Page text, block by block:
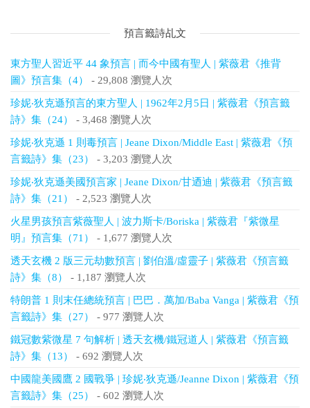
預言籤詩乩文
東方聖人習近平 44 象預言 | 而今中國有聖人 | 紫薇君《推背
圖》預言集（4）
- 29,808 瀏覽人次
珍妮‧狄克遜預言的東方聖人 | 1962年2月5日 | 紫薇君《預言籤
詩》集（24）
- 3,468 瀏覽人次
珍妮‧狄克遜 1 則毒預言 | Jeane Dixon/Middle East | 紫薇君《預
言籤詩》集（23）
- 3,203 瀏覽人次
珍妮‧狄克遜美國預言家 | Jeane Dixon/甘迺迪 | 紫薇君《預言籤
詩》集（21）
- 2,523 瀏覽人次
火星男孩預言紫薇聖人 | 波力斯卡/Boriska | 紫薇君『紫微星
明』預言集（71）
- 1,677 瀏覽人次
透天玄機 2 版三元劫數預言 | 劉伯溫/虛靈子 | 紫薇君《預言籤
詩》集（8）
- 1,187 瀏覽人次
特朗普 1 則末任總統預言 | 巴巴．萬加/Baba Vanga | 紫薇君《預
言籤詩》集（27）
- 977 瀏覽人次
鐵冠數紫微星 7 句解析 | 透天玄機/鐵冠道人 | 紫薇君《預言籤
詩》集（13）
- 692 瀏覽人次
中國龍美國鷹 2 國戰爭 | 珍妮‧狄克遜/Jeanne Dixon | 紫薇君《預
言籤詩》集（25）
- 602 瀏覽人次